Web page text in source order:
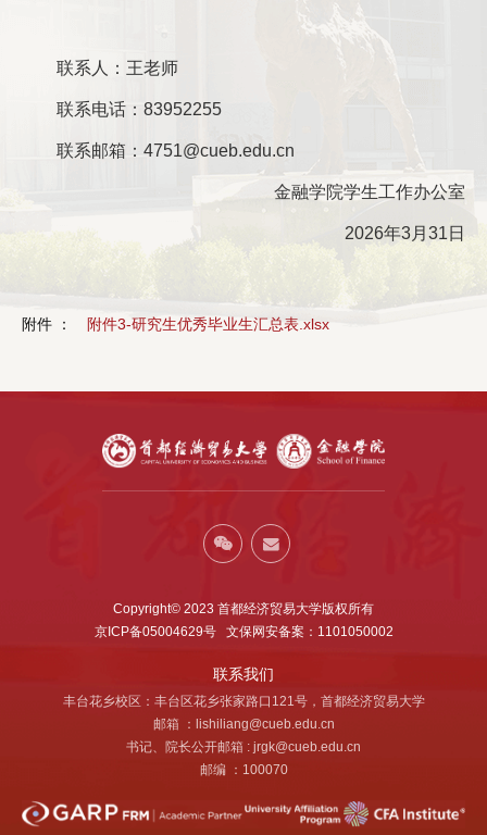
联系人：王老师
联系电话：83952255
联系邮箱：4751@cueb.edu.cn
金融学院学生工作办公室
2026年3月31日
附件 ： 附件3-研究生优秀毕业生汇总表.xlsx
Copyright© 2023 首都经济贸易大学版权所有
京ICP备05004629号 文保网安备案：1101050002
联系我们
丰台花乡校区：丰台区花乡张家路口121号，首都经济贸易大学
邮箱 ：lishiliang@cueb.edu.cn
书记、院长公开邮箱 : jrgk@cueb.edu.cn
邮编 ：100070